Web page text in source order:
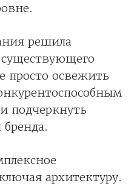
решила
просто освежить
подчеркнуть
архитектуру.